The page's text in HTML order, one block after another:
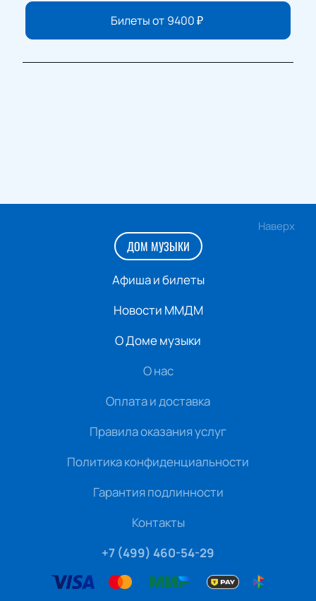
Билеты от 9400₽
Наверх
ДОМ МУЗЫКИ
Афиша и билеты
Новости ММДМ
О Доме музыки
О нас
Оплата и доставка
Правила оказания услуг
Политика конфиденциальности
Гарантия подлинности
Контакты
+7 (499) 460-54-29